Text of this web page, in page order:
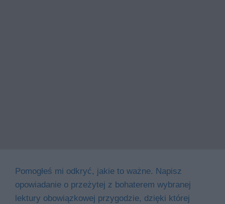
Pomogłeś mi odkryć, jakie to ważne. Napisz
opowiadanie o przeżytej z bohaterem wybranej
lektury obowiązkowej przygodzie, dzięki której